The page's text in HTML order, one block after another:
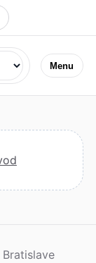
Menu
Jazyk